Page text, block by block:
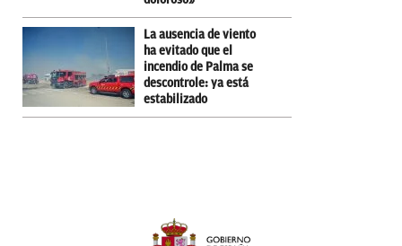
La ausencia de viento
ha evitado que el
incendio de Palma se
descontrole: ya está
estabilizado